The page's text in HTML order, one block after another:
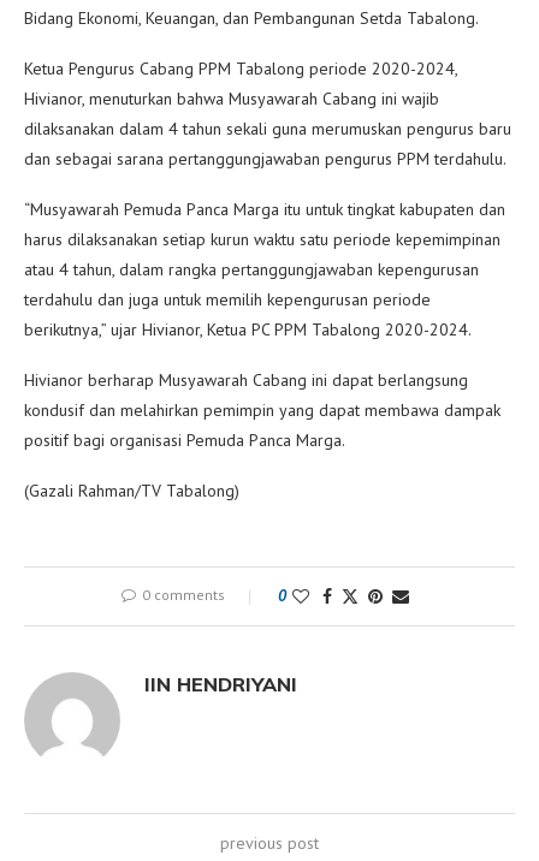
Bidang Ekonomi, Keuangan, dan Pembangunan Setda Tabalong.
Ketua Pengurus Cabang PPM Tabalong periode 2020-2024,
Hivianor, menuturkan bahwa Musyawarah Cabang ini wajib
dilaksanakan dalam 4 tahun sekali guna merumuskan pengurus baru
dan sebagai sarana pertanggungjawaban pengurus PPM terdahulu.
“Musyawarah Pemuda Panca Marga itu untuk tingkat kabupaten dan
harus dilaksanakan setiap kurun waktu satu periode kepemimpinan
atau 4 tahun, dalam rangka pertanggungjawaban kepengurusan
terdahulu dan juga untuk memilih kepengurusan periode
berikutnya,” ujar Hivianor, Ketua PC PPM Tabalong 2020-2024.
Hivianor berharap Musyawarah Cabang ini dapat berlangsung
kondusif dan melahirkan pemimpin yang dapat membawa dampak
positif bagi organisasi Pemuda Panca Marga.
(Gazali Rahman/TV Tabalong)
0 comments 0
IIN HENDRIYANI
previous post